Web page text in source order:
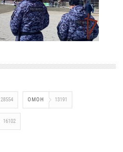
28554 ОМОН 13191
16102